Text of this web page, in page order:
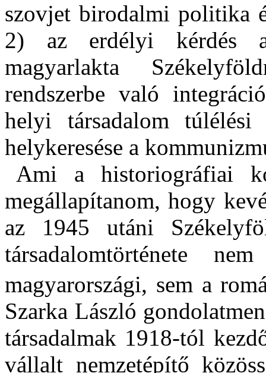
szovjet birodalmi politika
2) az erdélyi kérdés
magyarlakta
rendszerbe való
helyi társadalom
helykeresése a
Ami a historiográfiai
megállapítanom, hogy
az 1945 utáni
társadalomtörténete
magyarországi, sem a
Szarka László
társadalmak 1918-tól
vállalt nemzetépítő